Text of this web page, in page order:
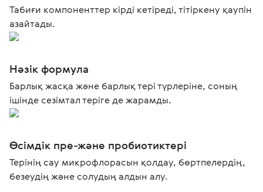
Табиғи компоненттер кірді кетіреді, тітіркену қаупін
азайтады.
Нәзік формула
Барлық жасқа және барлық тері түрлеріне, соның
ішінде сезімтал теріге де жарамды.
Өсімдік пре-және пробиотиктері
Терінің сау микрофлорасын қолдау, бөртпелердің,
безеудің және солудың алдын алу.